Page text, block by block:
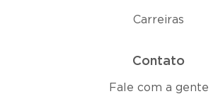
Carreiras
Contato
Fale com a gente